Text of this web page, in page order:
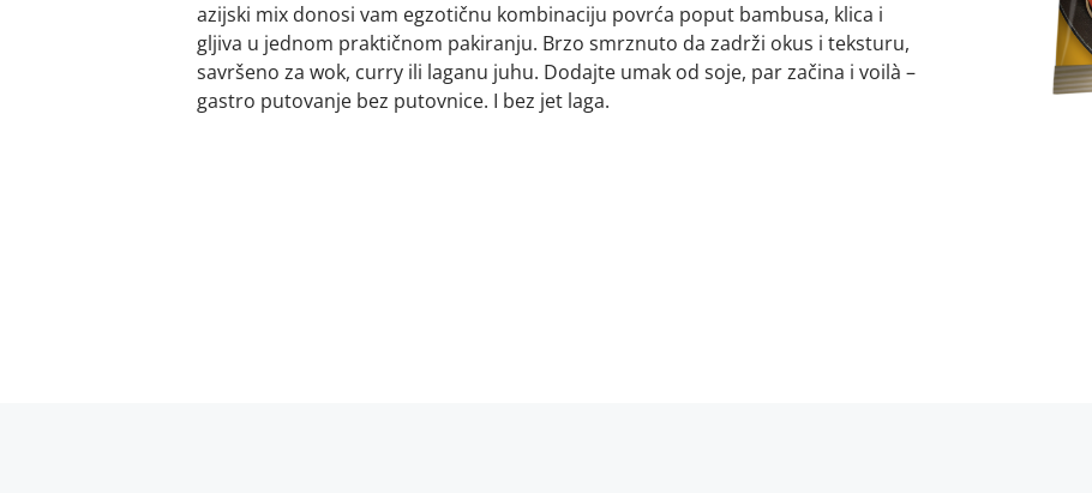
azijski mix donosi vam egzotičnu kombinaciju povrća poput bambusa, klica i
gljiva u jednom praktičnom pakiranju. Brzo smrznuto da zadrži okus i teksturu,
savršeno za wok, curry ili laganu juhu. Dodajte umak od soje, par začina i voilà –
gastro putovanje bez putovnice. I bez jet laga.